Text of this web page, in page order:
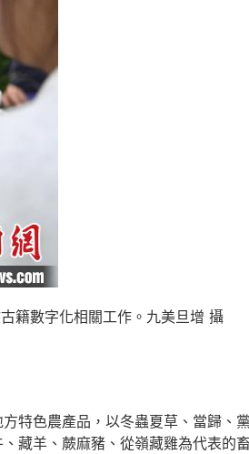
籍數字化相關工作。九美旦增 攝
特色農產品，以冬蟲夏草、當歸、
藏羊、蕨麻豬、從嶺藏雞為代表的